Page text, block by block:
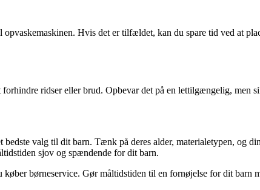
Hvis det er tilfældet, kan du spare tid ved at
ridser eller brud. Opbevar det på en lettilgængelig, men
valg til dit barn. Tænk på deres alder, materialetypen, og
sjov og spændende for dit barn.
børneservice. Gør måltidstiden til en fornøjelse for dit barn